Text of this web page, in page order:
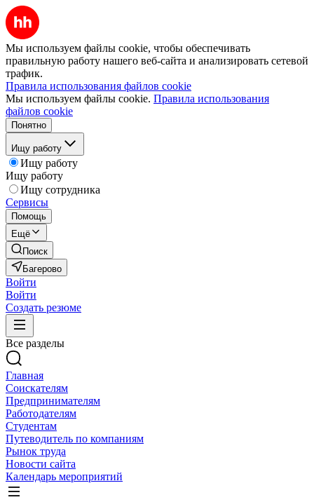
Мы используем файлы cookie, чтобы обеспечивать
правильную работу нашего веб-сайта и анализировать сетевой
трафик.
Правила использования файлов cookie
Мы используем файлы cookie. Правила использования
файлов cookie
Понятно
Ищу работу
Ищу работу
Ищу работу
Ищу сотрудника
Сервисы
Помощь
Ещё
Поиск
Багерово
Войти
Войти
Создать резюме
Все разделы
Главная
Соискателям
Предпринимателям
Работодателям
Студентам
Путеводитель по компаниям
Рынок труда
Новости сайта
Календарь мероприятий